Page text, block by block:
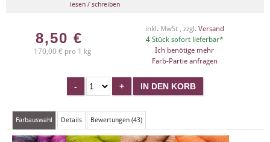
lesen / schreiben
8,50 €
170,00 € pro 1 kg
inkl. MwSt , zzgl. Versand
4 Stück sofort lieferbar*
Ich benötige mehr
Farb-Partie anfragen
Farbauswahl Details Bewertungen (43)